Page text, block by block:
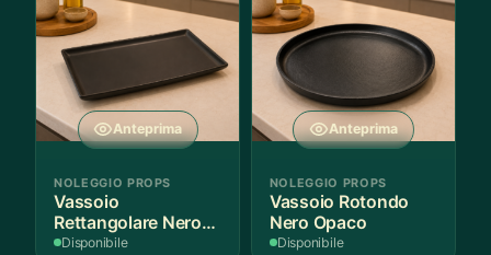
Anteprima
NOLEGGIO PROPS
Vassoio
Rettangolare Nero
Opaco
Disponibile
Anteprima
NOLEGGIO PROPS
Vassoio Rotondo
Nero Opaco
Disponibile